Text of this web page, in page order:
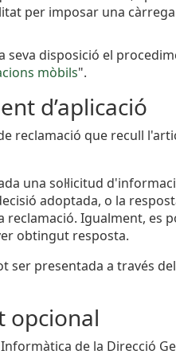
per imposar una
seva disposició el
mòbils".
d’aplicació
reclamació que recull
una sol·licitud
adoptada, o la
reclamació. Igualment, es
obtingut resposta.
ser presentada a través
opcional
de la Direcció